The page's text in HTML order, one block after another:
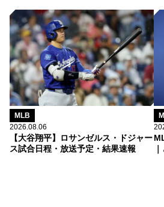
MLB
2026.08.06
【大谷翔平】ロサンゼルス・ドジャー
ス試合日程・放送予定・結果速報